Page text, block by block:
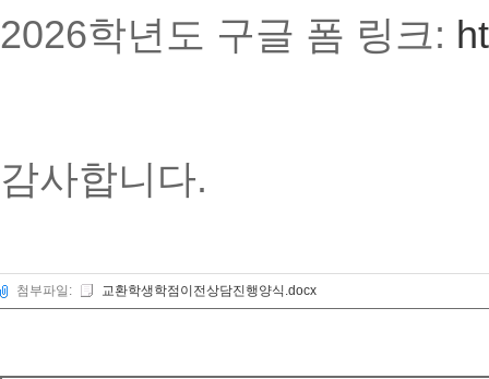
2026학년도 구글 폼 링크:
감사합니다.
첨부파일: 교환학생학점이전상담진행양식.docx